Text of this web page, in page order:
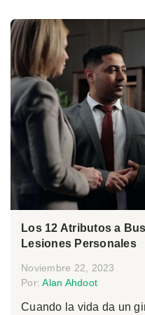
Los 12 Atributos a
Lesiones Personales
Noviembre 22, 2023
Por:Alan Ahdoot
Cuando la vida da un